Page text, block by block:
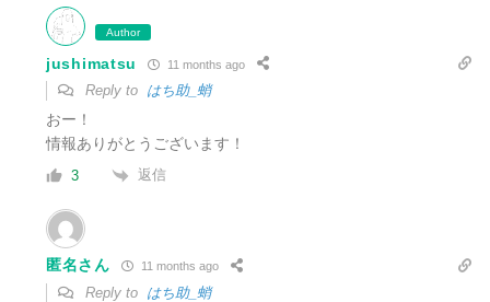
Author
jushimatsu 11 months ago
Reply to はち助_蛸
おー！
情報ありがとうございます！
3 返信
匿名さん 11 months ago
Reply to はち助_蛸